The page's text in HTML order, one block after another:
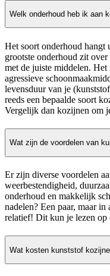
Welk onderhoud heb ik aan
Het soort onderhoud hangt
grootste onderhoud zit
met de juiste middelen.
agressieve
levensduur van je
reeds een bepaalde soort
Vergelijk dan kozijnen om
Wat zijn de voordelen van
Er zijn diverse voordelen
weerbestendigheid,
onderhoud en makkelijk
nadelen? Een paar, maar
relatief! Dit kun je lezen op
Wat kosten kunststof